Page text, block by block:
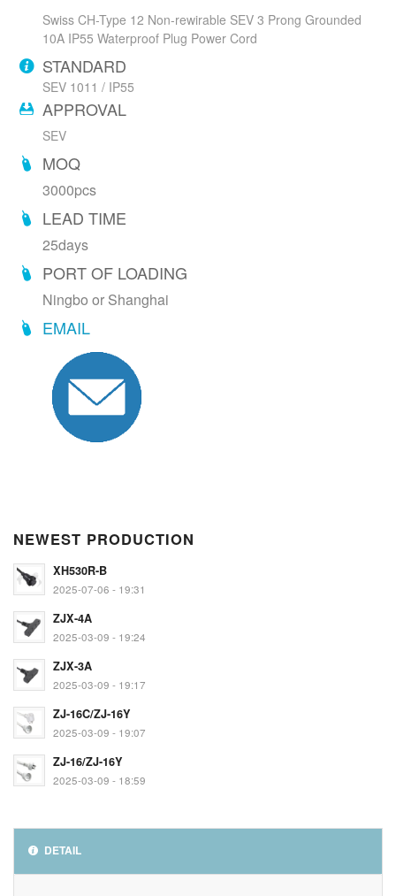
Swiss CH-Type 12 Non-rewirable SEV 3 Prong Grounded
10A IP55 Waterproof Plug Power Cord
STANDARD
SEV 1011 / IP55
APPROVAL
SEV
MOQ
3000pcs
LEAD TIME
25days
PORT OF LOADING
Ningbo or Shanghai
EMAIL
NEWEST PRODUCTION
XH530R-B
2025-07-06 - 19:31
ZJX-4A
2025-03-09 - 19:24
ZJX-3A
2025-03-09 - 19:17
ZJ-16C/ZJ-16Y
2025-03-09 - 19:07
ZJ-16/ZJ-16Y
2025-03-09 - 18:59
DETAIL